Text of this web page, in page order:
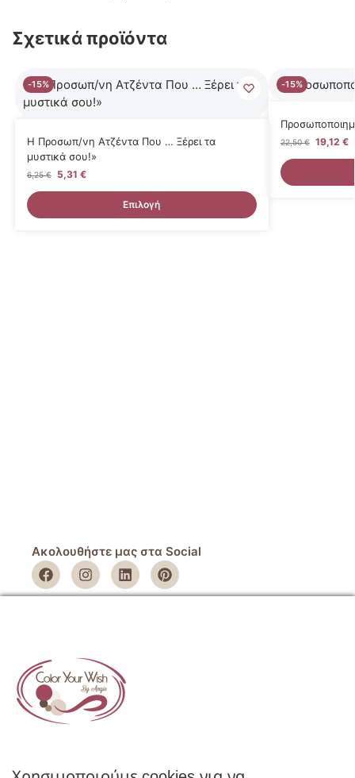
Σχετικά προϊόντα
-15%
Η Προσωπ/νη Ατζέντα Που … Ξέρει τα
μυστικά σου!»
6,25€ 5,31 €
Επιλογή
-15%
22,50€ 19,12 €
Ακολουθήστε μας στα Social
Πολιτική Απορρήτου
Πολιτική Επιστροφών
ΚΑΤΑΣΤΗΜΑ